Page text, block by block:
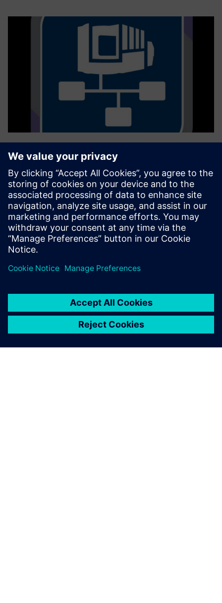
GROB4Interface
Bendras mašinų parkas skaitmenizuojamas naudojant
“GROB4” sąsają sujungimo ryšiu. Jis yra be atskiro
aparatūros ir dviejų gamintojų ir pakaitinių įrenginių.
Išsaugosite visus PLC/NC ir HMI parametrus vienoje
mašinoje. Nėra standar...
Sužinokite daugiau